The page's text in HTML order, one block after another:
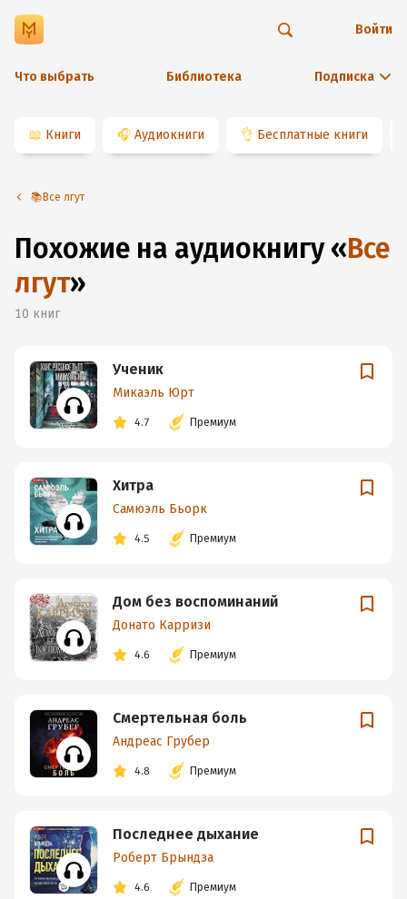
Что выбрать Библиотека Подписка
Войти
📖 Книги 🎧 Аудиокниги 👌 Бесплатные книги
📚Все лгут
Похожие на аудиокнигу«Все
лгут»
10 книг
Ученик
Микаэль Юрт
4.7 Премиум
Хитра
Самюэль Бьорк
4.5 Премиум
Дом без воспоминаний
Донато Карризи
4.6 Премиум
Смертельная боль
Андреас Грубер
4.8 Премиум
Последнее дыхание
Роберт Брындза
4.6 Премиум